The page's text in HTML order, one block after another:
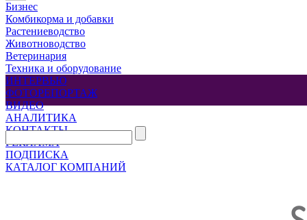
Бизнес
Комбикорма и добавки
Растениеводство
Животноводство
Ветеринария
Техника и оборудование
ИНТЕРВЬЮ
ФОТОРЕПОРТАЖ
ВИДЕО
АНАЛИТИКА
КОНТАКТЫ
РЕКЛАМА
ПОДПИСКА
КАТАЛОГ КОМПАНИЙ